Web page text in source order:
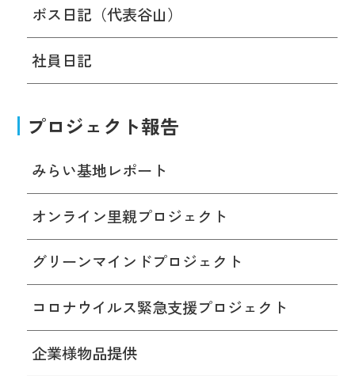
ボス日記（代表谷山）
社員日記
プロジェクト報告
みらい基地レポート
オンライン里親プロジェクト
グリーンマインドプロジェクト
コロナウイルス緊急支援プロジェクト
企業様物品提供